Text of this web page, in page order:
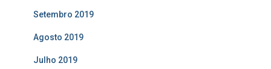
Setembro 2019
Agosto 2019
Julho 2019